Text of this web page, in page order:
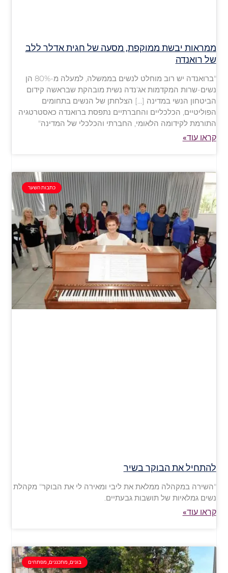
ממראות יבשת ממוקפת, מסעה של חגית אדלר ללב
של רואנדה
"ברואנדה יש רוב מוחלט לנשים בממשלה, למעלה מ-80% הן
נשים-שרות המקדמות אג'נדה נשית מובהקת שבראשה קידום
הביטחון הנשי במדינה […] הצלחתן של הנשים בתחומים
הפוליטיים, הכלכליים והחברתיים נתפסת ברואנדה כאסטרטגיה
התורמת לקידומה הלאומי, החברתי והכלכלי של המדינה"
קראו עוד»
כתבות השער
להתחיל את הבוקר בשיר
"השירה במקהלה ממלאת את ליבי ומאירה לי את הבוקר" מקהלת
נשים גמלאיות של תושבות גבעתיים.
קראו עוד»
בונים, מתכננים, מפתחים